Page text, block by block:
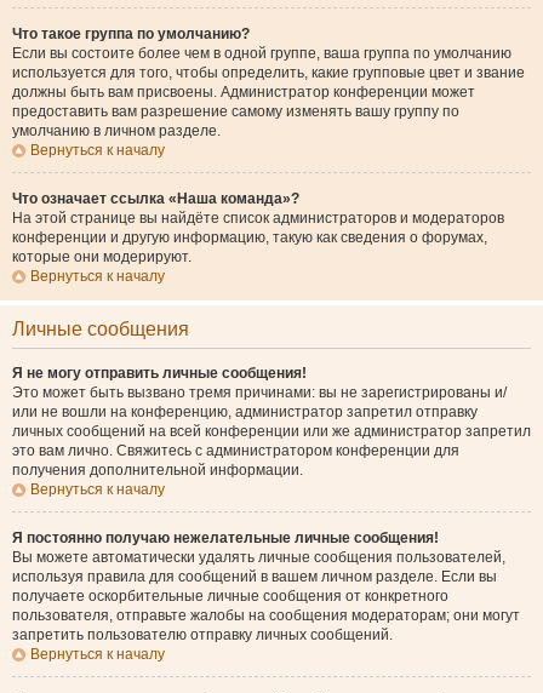
Что такое группа по умолчанию?
Если вы состоите более чем в одной группе, ваша группа по умолчанию
используется для того, чтобы определить, какие групповые цвет и звание
должны быть вам присвоены. Администратор конференции может
предоставить вам разрешение самому изменять вашу группу по
умолчанию в личном разделе.
Вернуться к началу
Что означает ссылка «Наша команда»?
На этой странице вы найдёте список администраторов и модераторов
конференции и другую информацию, такую как сведения о форумах,
которые они модерируют.
Вернуться к началу
Личные сообщения
Я не могу отправить личные сообщения!
Это может быть вызвано тремя причинами: вы не зарегистрированы и/
или не вошли на конференцию, администратор запретил отправку
личных сообщений на всей конференции или же администратор запретил
это вам лично. Свяжитесь с администратором конференции для
получения дополнительной информации.
Вернуться к началу
Я постоянно получаю нежелательные личные сообщения!
Вы можете автоматически удалять личные сообщения пользователей,
используя правила для сообщений в вашем личном разделе. Если вы
получаете оскорбительные личные сообщения от конкретного
пользователя, отправьте жалобы на сообщения модераторам; они могут
запретить пользователю отправку личных сообщений.
Вернуться к началу